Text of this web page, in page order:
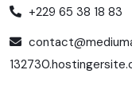
+229 65 38 18 83